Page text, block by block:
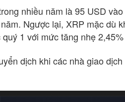
nhiều năm là 95 USD
Ngược lại, XRP mặc dù
1 với mức tăng nhẹ
dịch khi các nhà giao